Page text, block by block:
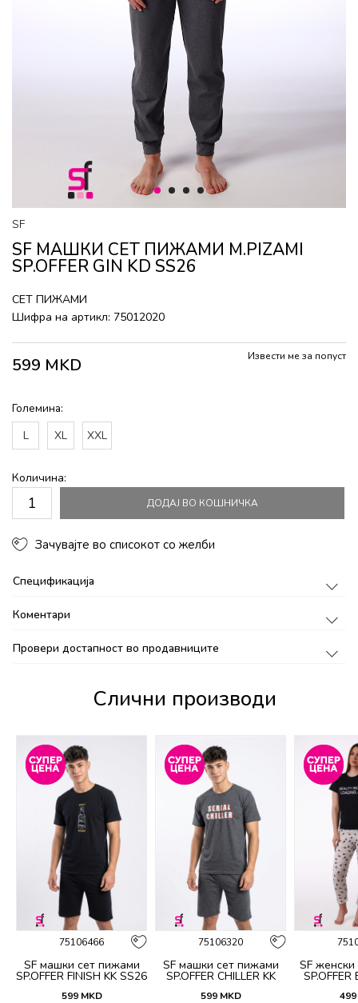
1 2 3 4
SF
SF МАШКИ СЕТ ПИЖАМИ M.PIZAMI
SP.OFFER GIN KD SS26
СЕТ ПИЖАМИ
Шифра на артикл: 75012020
599 MKD Извести ме за попуст
Големина:
L
XL XXL
Количина:
ДОДАЈ ВО КОШНИЧКА
Зачувајте во списокот со желби
Спецификација
Коментари
Провери достапност во продавниците
Слични производи
75106466
SF машки сет пижами
SP.OFFER FINISH KK SS26
599 MKD
75106320
SF машки сет пижами
SP.OFFER CHILLER KK
599 MKD
SF
499